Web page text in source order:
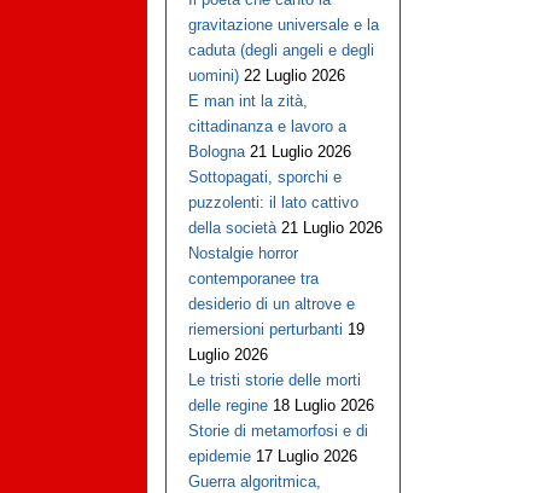
gravitazione universale e la
caduta (degli angeli e degli
uomini) 22 Luglio 2026
E man int la zità,
cittadinanza e lavoro a
Bologna 21 Luglio 2026
Sottopagati, sporchi e
puzzolenti: il lato cattivo
della società 21 Luglio 2026
Nostalgie horror
contemporanee tra
desiderio di un altrove e
riemersioni perturbanti 19
Luglio 2026
Le tristi storie delle morti
delle regine 18 Luglio 2026
Storie di metamorfosi e di
epidemie 17 Luglio 2026
Guerra algoritmica,